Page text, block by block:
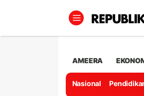
AMEERA
Nasional